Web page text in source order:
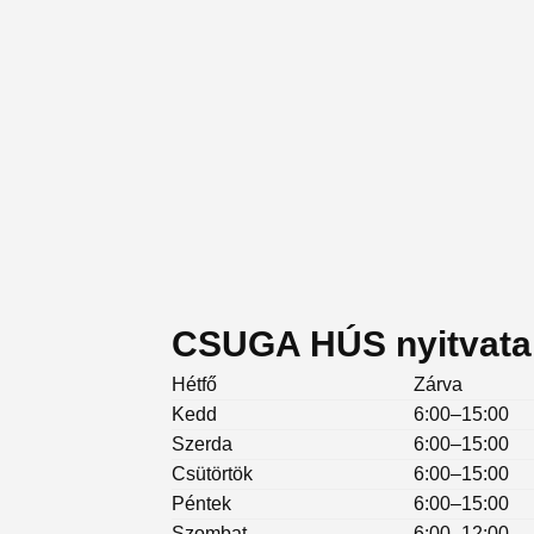
CSUGA HÚS
Hétfő
Zárva
Kedd
6:00–15:00
Szerda
6:00–15:00
Csütörtök
6:00–15:00
Péntek
6:00–15:00